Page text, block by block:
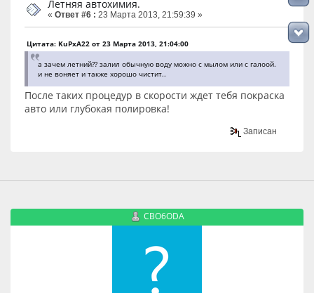
Летняя автохимия.
« Ответ #6 : 23 Марта 2013, 21:59:39 »
Цитата: KuPxA22 от 23 Марта 2013, 21:04:00
а зачем летний?? залил обычную воду можно с мылом или с галоой.
и не воняет и также хорошо чистит..
После таких процедур в скорости ждет тебя покраска
авто или глубокая полировка!
Записан
CBO6ODA